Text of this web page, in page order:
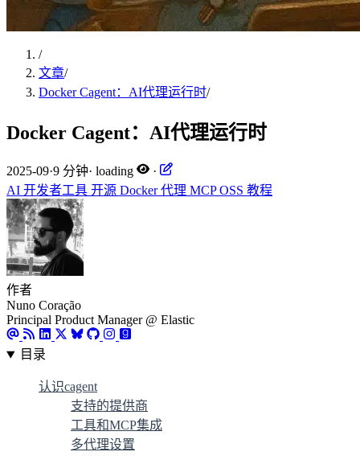
/
文章/
Docker Cagent：AI代理运行时/
Docker Cagent：AI代理运行时
2025-09·9 分钟· loading
·
AI 开发者工具 开源 Docker代理 MCPOSS 教程
作者
Nuno Coração
Principal Product Manager @ Elastic
目录
认识cagent
支持的提供商
工具和MCP集成
多代理设置